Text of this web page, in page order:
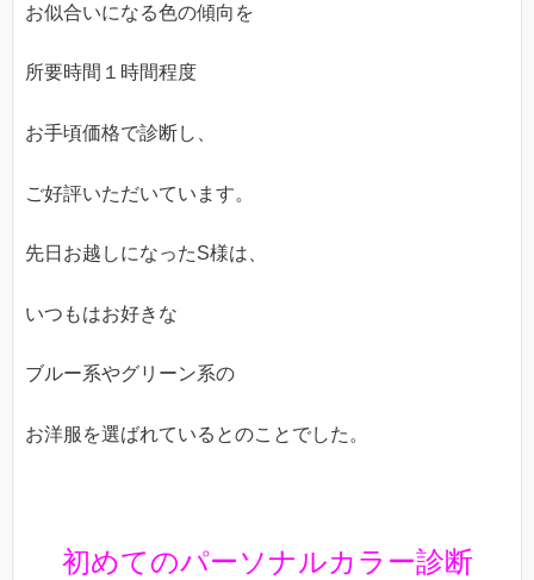
お似合いになる色の傾向を
所要時間１時間程度
お手頃価格で診断し、
ご好評いただいています。
先日お越しになったS様は、
いつもはお好きな
ブルー系やグリーン系の
お洋服を選ばれているとのことでした。
初めてのパーソナルカラー診断